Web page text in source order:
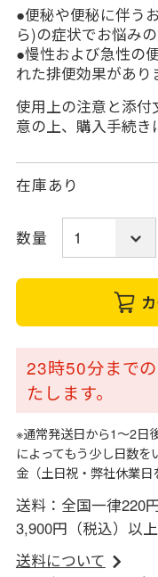
●便秘や便秘に伴う
ら)の症状でお悩み
●慢性および急性の
れた排便効果があり
使用上の注意と添付
意の上、購入手続き
在庫あり
数量
23時50分まで
たします。
※通常発送日から1～2日
によってもう少し日数
金（土日祝・弊社休業日
送料：全国一律220
3,900円（税込）以
送料について